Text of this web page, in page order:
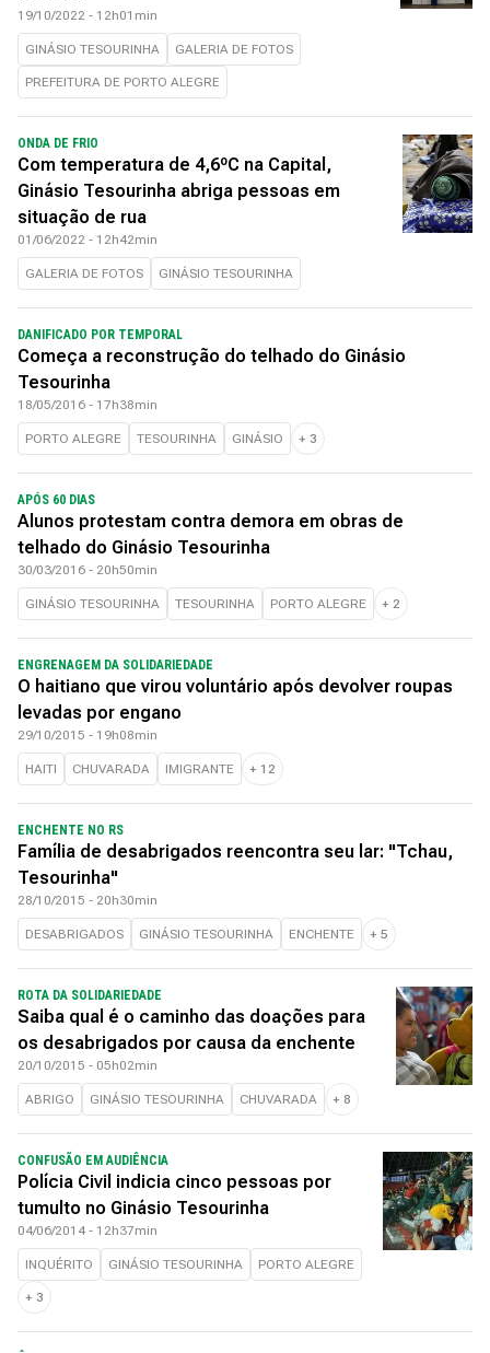
19/10/2022 - 12h01min
GINÁSIO TESOURINHA GALERIA DE FOTOS
PREFEITURA DE PORTO ALEGRE
ONDA DE FRIO
Com temperatura de 4,6ºC na Capital,
Ginásio Tesourinha abriga pessoas em
situação de rua
01/06/2022 - 12h42min
GALERIA DE FOTOS GINÁSIO TESOURINHA
DANIFICADO POR TEMPORAL
Começa a reconstrução do telhado do Ginásio
Tesourinha
18/05/2016 - 17h38min
PORTO ALEGRE TESOURINHA GINÁSIO + 3
APÓS 60 DIAS
Alunos protestam contra demora em obras de
telhado do Ginásio Tesourinha
30/03/2016 - 20h50min
GINÁSIO TESOURINHA TESOURINHA PORTO ALEGRE + 2
ENGRENAGEM DA SOLIDARIEDADE
O haitiano que virou voluntário após devolver roupas
levadas por engano
29/10/2015 - 19h08min
HAITI CHUVARADA IMIGRANTE + 12
ENCHENTE NO RS
Família de desabrigados reencontra seu lar: "Tchau,
Tesourinha"
28/10/2015 - 20h30min
DESABRIGADOS GINÁSIO TESOURINHA ENCHENTE + 5
ROTA DA SOLIDARIEDADE
Saiba qual é o caminho das doações para
os desabrigados por causa da enchente
20/10/2015 - 05h02min
ABRIGO GINÁSIO TESOURINHA CHUVARADA + 8
CONFUSÃO EM AUDIÊNCIA
Polícia Civil indicia cinco pessoas por
tumulto no Ginásio Tesourinha
04/06/2014 - 12h37min
INQUÉRITO GINÁSIO TESOURINHA PORTO ALEGRE
+ 3